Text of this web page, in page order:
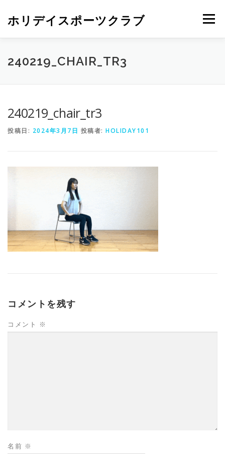
ホリデイスポーツクラブ メニュー
240219_CHAIR_TR3
240219_chair_tr3
投稿日: 2024年3月7日 投稿者: HOLIDAY101
コメントを残す
コメント ※
名前 ※